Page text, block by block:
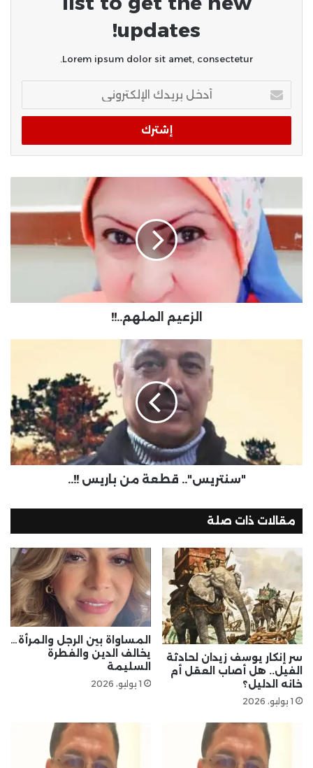
updates!
Lorem ipsum dolor sit amet, consectetur.
بريدك
الإلكتروني
الزعيم الملهم..!!
"سنتريس".. قطعة من باريس !!..
مقالات ذات صلة
سر إنكار يوسف زيدان لحادثة
الفيل.. هل أصاب العقل أم
خانه الدليل؟
1 يوليو، 2026
المساواة بين الرجل والمرأة…
يخالف الدين والفطرة
السليمة
1 يوليو، 2026